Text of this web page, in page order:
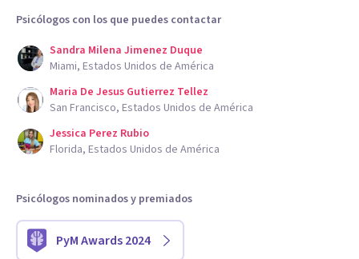
Psicólogos con los que puedes contactar
Sandra Milena Jimenez Duque
Miami, Estados Unidos de América
Maria De Jesus Gutierrez Tellez
San Francisco, Estados Unidos de América
Jessica Perez Rubio
Florida, Estados Unidos de América
Psicólogos nominados y premiados
PyM Awards 2024